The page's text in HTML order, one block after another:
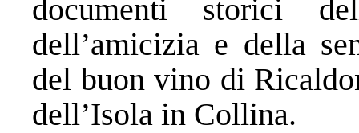
documenti storici
dell’amicizia e della
del buon vino di
dell’Isola in Collina.